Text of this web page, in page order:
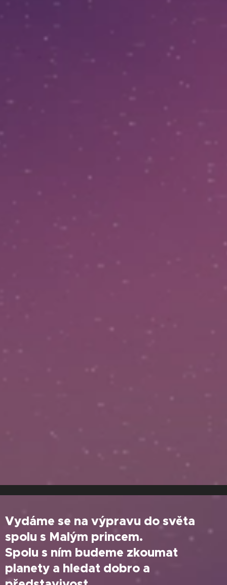
Vydáme se na výpravu do světa
spolu s Malým princem.
Spolu s ním budeme zkoumat
planety a hledat dobro a